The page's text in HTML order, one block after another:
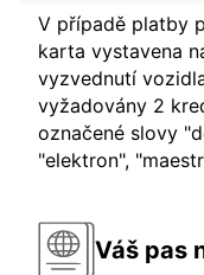
V případě platby
karta vystavena
vyzvednutí
vyžadovány 2
označené slovy
"elektron",
Váš pas